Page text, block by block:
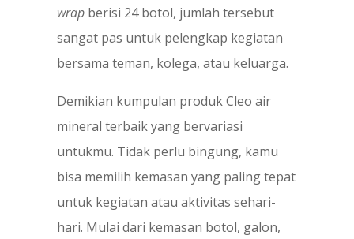
wrapberisi 24 botol, jumlah tersebut
sangat pas untuk pelengkap kegiatan
bersama teman, kolega, atau keluarga.
Demikian kumpulan produk Cleo air
mineral terbaik yang bervariasi
untukmu. Tidak perlu bingung, kamu
bisa memilih kemasan yang paling tepat
untuk kegiatan atau aktivitas sehari-
hari. Mulai dari kemasan botol, galon,